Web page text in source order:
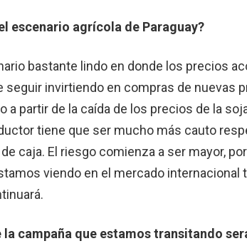
escenario agrícola de Paraguay?
bastante lindo en donde los precios
seguir invirtiendo en compras de nuevas
a partir de la caída de los precios de la
tiene que ser mucho más cauto
caja. El riesgo comienza a ser mayor,
viendo en el mercado internacional
campaña que estamos transitando